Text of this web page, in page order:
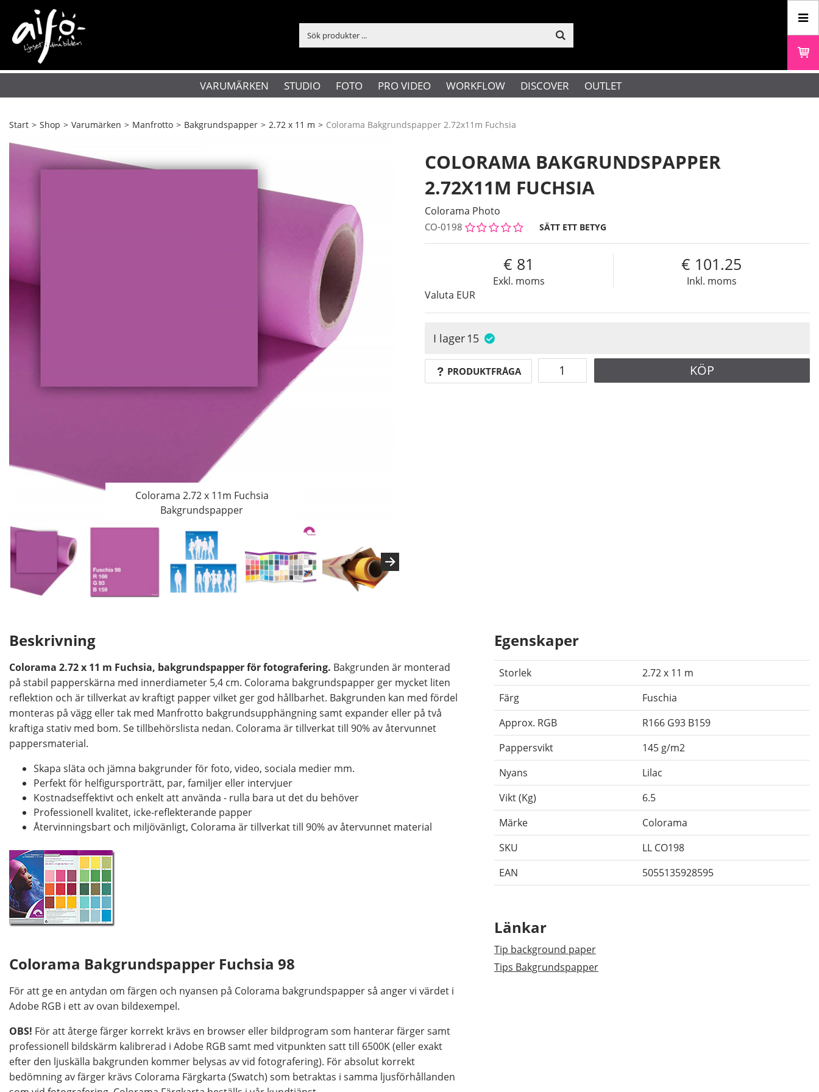
VARUMÄRKEN STUDIO FOTO PRO VIDEO WORKFLOW DISCOVER OUTLET
Start > Shop > Varumärken > Manfrotto > Bakgrundspapper > 2.72 x 11 m > Colorama Bakgrundspapper 2.72x11m Fuchsia
Colorama 2.72 x 11m Fuchsia
Bakgrundspapper
COLORAMA BAKGRUNDSPAPPER
2.72X11M FUCHSIA
Colorama Photo
CO-0198 SÄTT ETT BETYG
Exkl. moms
81
Inkl. moms
101.25
Valuta EUR
I lager 15
PRODUKTFRÅGA KÖP
Beskrivning
Colorama 2.72 x 11 m Fuchsia, bakgrundspapper för fotografering. Bakgrunden är monterad
på stabil papperskärna med innerdiameter 5,4 cm. Colorama bakgrundspapper ger mycket liten
reflektion och är tillverkat av kraftigt papper vilket ger god hållbarhet. Bakgrunden kan med fördel
monteras på vägg eller tak med Manfrotto bakgrundsupphängning samt expander eller på två
kraftiga stativ med bom. Se tillbehörslista nedan. Colorama är tillverkat till 90% av återvunnet
pappersmaterial.
Skapa släta och jämna bakgrunder för foto, video, sociala medier mm.
Perfekt för helfigursporträtt, par, familjer eller intervjuer
Kostnadseffektivt och enkelt att använda - rulla bara ut det du behöver
Professionell kvalitet, icke-reflekterande papper
Återvinningsbart och miljövänligt, Colorama är tillverkat till 90% av återvunnet material
Colorama Bakgrundspapper Fuchsia 98
För att ge en antydan om färgen och nyansen på Colorama bakgrundspapper så anger vi värdet i
Adobe RGB i ett av ovan bildexempel.
OBS! För att återge färger korrekt krävs en browser eller bildprogram som hanterar färger samt
professionell bildskärm kalibrerad i Adobe RGB samt med vitpunkten satt till 6500K (eller exakt
efter den ljuskälla bakgrunden kommer belysas av vid fotografering). För absolut korrekt
bedömning av färger krävs Colorama Färgkarta (Swatch) som betraktas i samma ljusförhållanden
Egenskaper
Storlek
2.72 x 11 m
Färg
Fuschia
Approx. RGB
R166 G93 B159
Pappersvikt
145 g/m2
Nyans
Lilac
Vikt (Kg)
6.5
Märke
Colorama
SKU
LL CO198
EAN
5055135928595
Länkar
Tip background paper
Tips Bakgrundspapper